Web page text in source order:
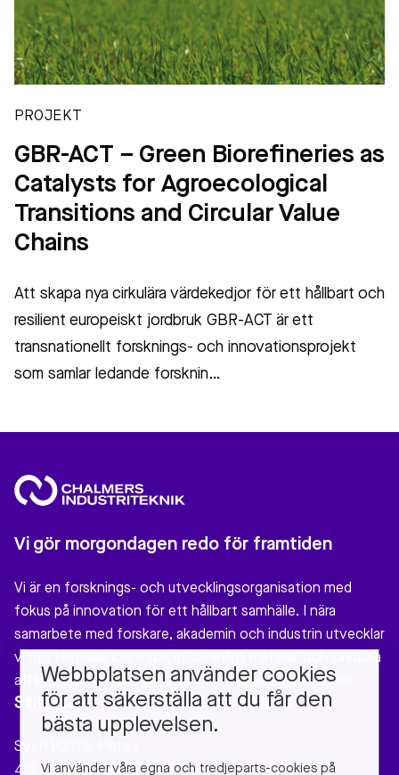
PROJEKT
GBR-ACT – Green Biorefineries as
Catalysts for Agroecological
Transitions and Circular Value
Chains
Att skapa nya cirkulära värdekedjor för ett hållbart och
resilient europeiskt jordbruk GBR-ACT är ett
transnationellt forsknings- och innovationsprojekt
som samlar ledande forsknin…
Vi gör morgondagen redo för framtiden
Vi är en forsknings- och utvecklingsorganisation med
fokus på innovation för ett hållbart samhälle. I nära
samarbete med forskare, akademin och industrin utvecklar
vi nya tekniska lösningar, miljövänliga material och cirkulära
affärsmodeller som gör verklig nytta för vårt samhälle.
Stiftelsen Chalmers Industriteknik
Sven Hultins Plats 1
412 58 Gothenburg
Webbplatsen använder cookies
för att säkerställa att du får den
bästa upplevelsen.
Vi använder våra egna och tredjeparts-cookies på